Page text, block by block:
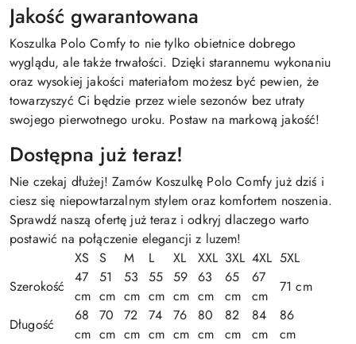
Jakość gwarantowana
Koszulka Polo Comfy to nie tylko obietnice dobrego
wyglądu, ale także trwałości. Dzięki starannemu wykonaniu
oraz wysokiej jakości materiałom możesz być pewien, że
towarzyszyć Ci będzie przez wiele sezonów bez utraty
swojego pierwotnego uroku. Postaw na markową jakość!
Dostępna już teraz!
Nie czekaj dłużej! Zamów Koszulkę Polo Comfy już dziś i
ciesz się niepowtarzalnym stylem oraz komfortem noszenia.
Sprawdź naszą ofertę już teraz i odkryj dlaczego warto
postawić na połączenie elegancji z luzem!
XS
S M L XL XXL 3XL 4XL 5XL
Szerokość
47
cm
51
cm
53
cm
55
cm
59
cm
63
cm
65
cm
67
cm
71 cm
Długość
68
cm
70
cm
72
cm
74
cm
76
cm
80
cm
82
cm
84
cm
86
cm